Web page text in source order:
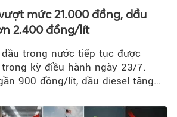
mức 21.000 đồng, dầu
2.400 đồng/lít
dầu trong nước tiếp tục được
kỳ điều hành ngày 23/7.
900 đồng/lít, dầu diesel tăng